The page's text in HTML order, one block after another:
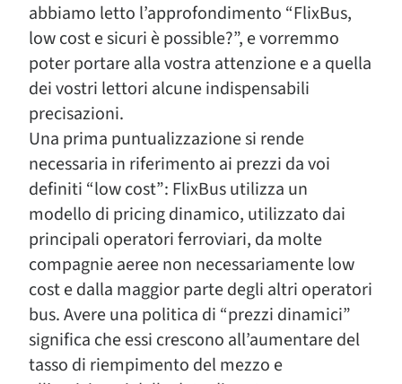
abbiamo letto l’approfondimento “FlixBus,
low cost e sicuri è possible?”, e vorremmo
poter portare alla vostra attenzione e a quella
dei vostri lettori alcune indispensabili
precisazioni.
Una prima puntualizzazione si rende
necessaria in riferimento ai prezzi da voi
definiti “low cost”: FlixBus utilizza un
modello di pricing dinamico, utilizzato dai
principali operatori ferroviari, da molte
compagnie aeree non necessariamente low
cost e dalla maggior parte degli altri operatori
bus. Avere una politica di “prezzi dinamici”
significa che essi crescono all’aumentare del
tasso di riempimento del mezzo e